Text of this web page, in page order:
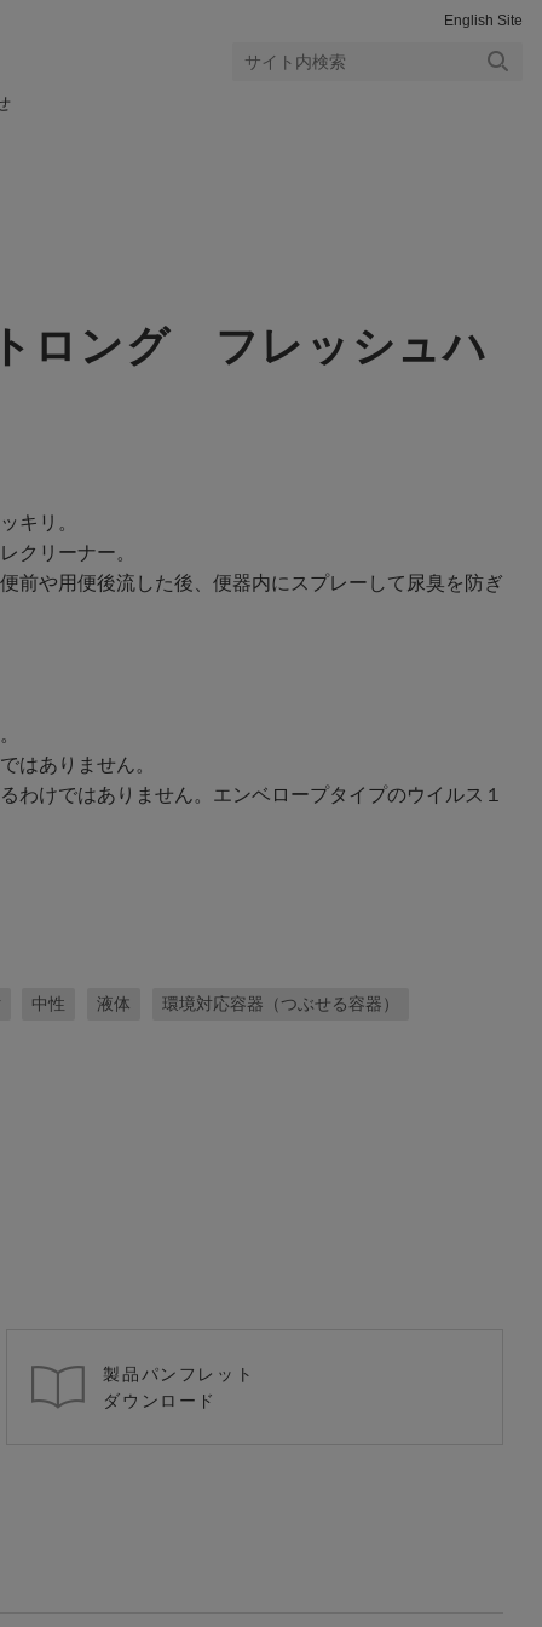
English Site
ロング フレッシュハ
キリ。
クリーナー。
前や用便後流した後、便器内にスプレーして尿臭を防ぎ
はありません。
わけではありません。エンベロープタイプのウイルス１
中性 液体 環境対応容器（つぶせる容器）
製品パンフレット
ダウンロード